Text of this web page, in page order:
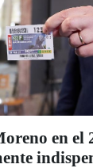
presentado
en el